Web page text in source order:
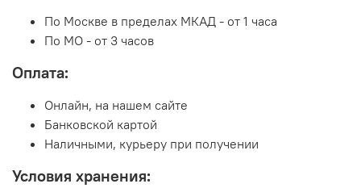
По Москве в пределах МКАД - от 1 часа
По МО - от 3 часов
Оплата:
Онлайн, на нашем сайте
Банковской картой
Наличными, курьеру при получении
Условия хранения: